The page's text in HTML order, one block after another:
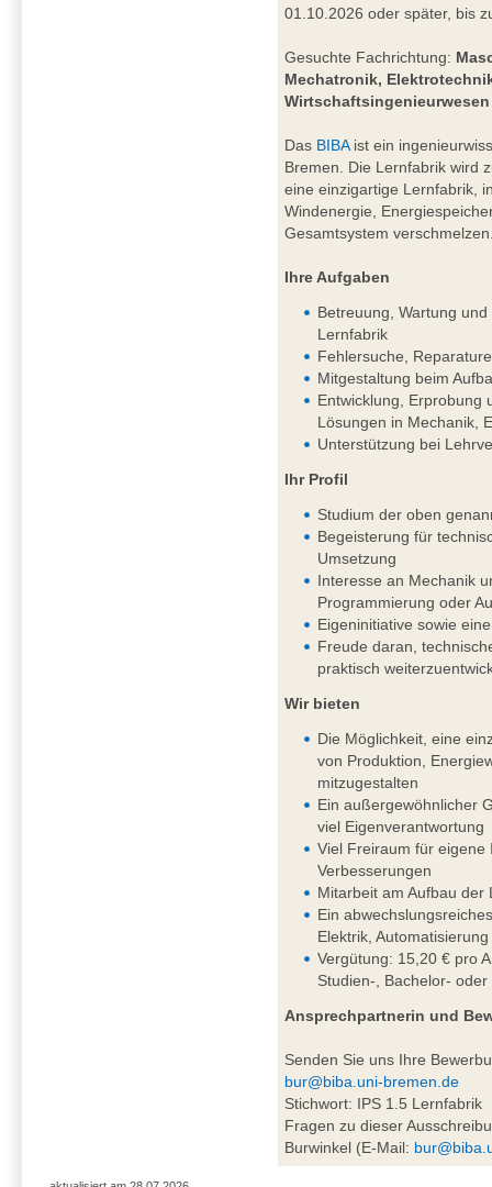
01.10.2026 oder später, bis
Gesuchte Fachrichtung:
Mechatronik,
Das BIBAist ein
Bremen. Die Lernfabrik wird
eine einzigartige Lernfabrik,
Windenergie,
Gesamtsystem
Ihre Aufgaben
Betreuung, Wartung
Lernfabrik
Fehlersuche,
Mitgestaltung beim
Entwicklung, Erprobung
Lösungen in Mechanik,
Unterstützung bei
Ihr Profil
Studium der oben
Begeisterung für
Umsetzung
Interesse an Mechanik
Programmierung oder
Eigeninitiative sowie
Freude daran,
praktisch
Wir bieten
Die Möglichkeit, eine
von Produktion,
mitzugestalten
Ein außergewöhnlicher
viel Eigenverantwortung
Viel Freiraum für eigene
Verbesserungen
Mitarbeit am Aufbau der
Ein
Elektrik,
Vergütung: 15,20 € pro
Studien-, Bachelor-
Ansprechpartnerin und
Senden Sie uns Ihre
bur@biba.uni-bremen.de
Stichwort: IPS 1.5 Lernfabrik
Fragen zu dieser
Burwinkel (E-Mail: